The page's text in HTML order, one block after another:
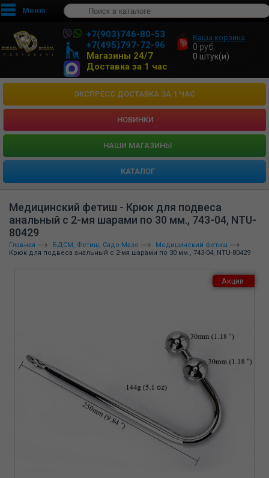
Меню
+7(903)746-80-53
+7(495)797-72-96
Магазины 24/7
Доставка за 1 час
Ваша корзина
0 руб.
0 штук(и)
ЭКСПРЕСС ДОСТАВКА ЗА 1 ЧАС
НОВИНКИ
HАШИ МАГАЗИНЫ
КАТАЛОГ
Медицинский фетиш - Крюк для подвеса
анальный с 2-мя шарами по 30 мм., 743-04, NTU-
80429
Главная БДСМ, Фетиш, Садо-Мазо
Медицинский фетиш
Крюк для подвеса анальный с 2-мя шарами по 30 мм., 743-04, NTU-80429
Акции